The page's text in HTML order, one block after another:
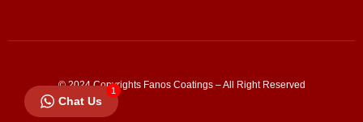
© 2024 Copyrights Fanos Coatings – All Right Reserved
Chat Us
1